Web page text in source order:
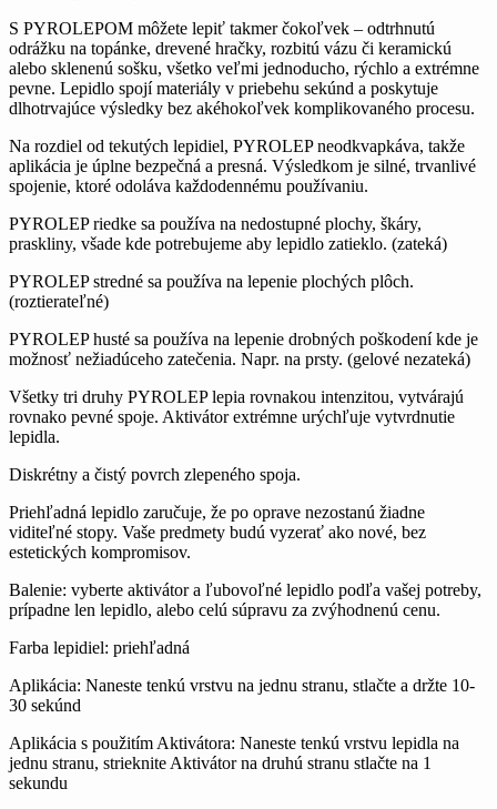
S PYROLEPOM môžete lepiť takmer čokoľvek – odtrhnutú
odrážku na topánke, drevené hračky, rozbitú vázu či keramickú
alebo sklenenú sošku, všetko veľmi jednoducho, rýchlo a extrémne
pevne. Lepidlo spojí materiály v priebehu sekúnd a poskytuje
dlhotrvajúce výsledky bez akéhokoľvek komplikovaného procesu.
Na rozdiel od tekutých lepidiel, PYROLEP neodkvapkáva, takže
aplikácia je úplne bezpečná a presná. Výsledkom je silné, trvanlivé
spojenie, ktoré odoláva každodennému používaniu.
PYROLEP riedke sa používa na nedostupné plochy, škáry,
praskliny, všade kde potrebujeme aby lepidlo zatieklo. (zateká)
PYROLEP stredné sa používa na lepenie plochých plôch.
(roztierateľné)
PYROLEP husté sa používa na lepenie drobných poškodeníkde je
možnosť nežiadúceho zatečenia. Napr. na prsty. (gelové nezateká)
Všetky tri druhy PYROLEP lepia rovnakou intenzitou, vytvárajú
rovnako pevné spoje. Aktivátorextrémne urýchľuje vytvrdnutie
lepidla.
Diskrétny a čistý povrch zlepeného spoja.
Priehľadná lepidlo zaručuje, že po oprave nezostanú žiadne
viditeľné stopy. Vaše predmety budú vyzerať ako nové, bez
estetických kompromisov.
Balenie: vyberte aktivátor a ľubovoľné lepidlo podľa vašej potreby,
prípadne len lepidlo, alebo celú súpravu za zvýhodnenú cenu.
Farba lepidiel: priehľadná
Aplikácia: Naneste tenkú vrstvu na jednu stranu, stlačte a držte 10-
30 sekúnd
Aplikácia s použitím Aktivátora: Naneste tenkú vrstvu lepidla na
jednu stranu, strieknite Aktivátor na druhú stranu stlačte na 1
sekundu